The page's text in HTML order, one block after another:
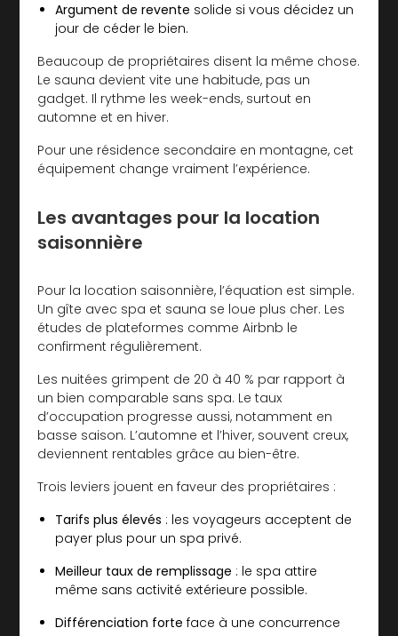
Argument de revente solide si vous décidez un
jour de céder le bien.
Beaucoup de propriétaires disent la même chose.
Le sauna devient vite une habitude, pas un
gadget. Il rythme les week-ends, surtout en
automne et en hiver.
Pour une résidence secondaire en montagne, cet
équipement change vraiment l’expérience.
Les avantages pour la location
saisonnière
Pour la location saisonnière, l’équation est simple.
Un gîte avec spa et sauna se loue plus cher. Les
études de plateformes comme Airbnb le
confirment régulièrement.
Les nuitées grimpent de 20 à 40 % par rapport à
un bien comparable sans spa. Le taux
d’occupation progresse aussi, notamment en
basse saison. L’automne et l’hiver, souvent creux,
deviennent rentables grâce au bien-être.
Trois leviers jouent en faveur des propriétaires :
Tarifs plus élevés : les voyageurs acceptent de
payer plus pour un spa privé.
Meilleur taux de remplissage : le spa attire
même sans activité extérieure possible.
Différenciation forte face à une concurrence